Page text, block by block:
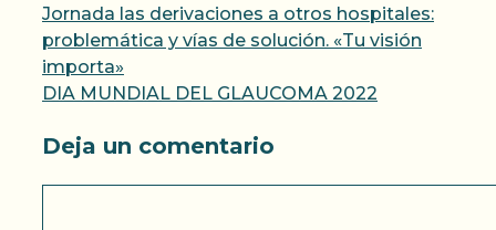
Jornada las derivaciones a otros hospitales:
problemática y vías de solución. «Tu visión
importa»
DIA MUNDIAL DEL GLAUCOMA 2022
Deja un comentario